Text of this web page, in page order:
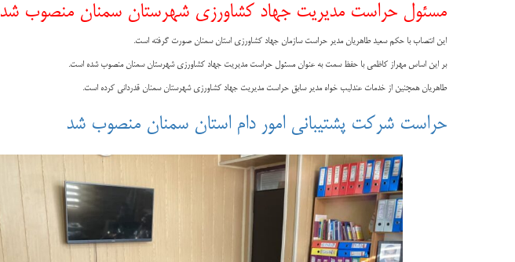
مسئول حراست مدیریت جهاد کشاورزی شهرستان سمنان منصوب شد
این انتصاب با حکم سعید طاهریان مدیر حراست سازمان جهاد کشاورزی استان سمنان صورت گرفته است.
بر این اساس مهراز کاظمی با حفظ سمت به عنوان مسئول حراست مدیریت جهاد کشاورزی شهرستان سمنان منصوب شده است.
طاهریان همچنین از خدمات عندلیب خواه مدیر سابق حراست مدیریت جهاد کشاورزی شهرستان سمنان قدردانی کرده است.
حراست شرکت پشتیبانی امور دام استان سمنان منصوب شد